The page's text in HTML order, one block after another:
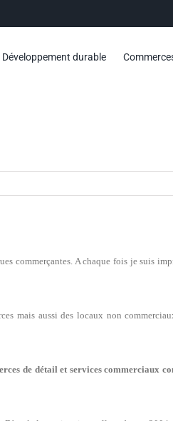
Développement durable
commerçantes. A chaque fois je suis
mais aussi des locaux non
de détail et services commerciaux